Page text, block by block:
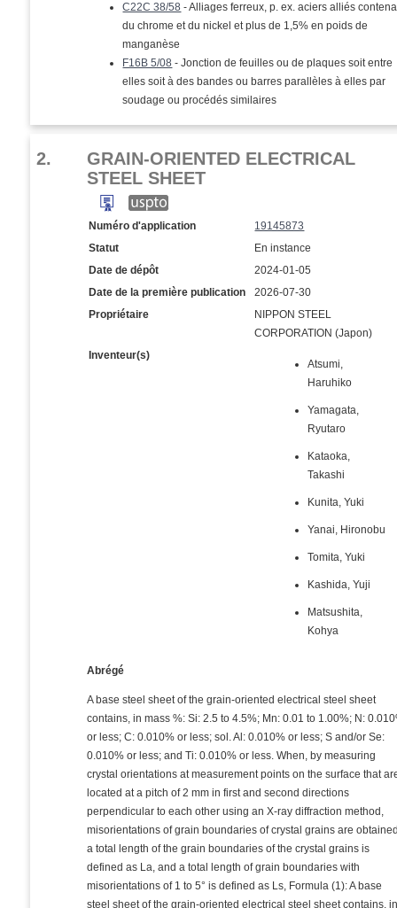
C22C 38/58 - Alliages ferreux, p. ex. aciers alliés
du chrome et du nickel et plus de 1,5% en poids de
manganèse
F16B 5/08 - Jonction de feuilles ou de plaques soit entre
elles soit à des bandes ou barres parallèles à elles par
soudage ou procédés similaires
2.
GRAIN-ORIENTED ELECTRICAL
STEEL SHEET
Numéro d'application
19145873
Statut
En instance
Date de dépôt
2024-01-05
Date de la première publication
2026-07-30
Propriétaire
NIPPON STEEL
CORPORATION (Japon)
Inventeur(s)
Atsumi,
Haruhiko
Yamagata,
Ryutaro
Kataoka,
Takashi
Kunita, Yuki
Yanai, Hironobu
Tomita, Yuki
Kashida, Yuji
Matsushita,
Kohya
Abrégé
A base steel sheet of the grain-oriented electrical steel sheet
contains, in mass %: Si: 2.5 to 4.5%; Mn: 0.01 to 1.00%; N:
or less; C: 0.010% or less; sol. Al: 0.010% or less; S and/or Se:
0.010% or less; and Ti: 0.010% or less. When, by measuring
crystal orientations at measurement points on the surface that
located at a pitch of 2 mm in first and second directions
perpendicular to each other using an X-ray diffraction method,
misorientations of grain boundaries of crystal grains are
a total length of the grain boundaries of the crystal grains is
defined as La, and a total length of grain boundaries with
misorientations of 1 to 5° is defined as Ls, Formula (1): A base
steel sheet of the grain-oriented electrical steel sheet contains,